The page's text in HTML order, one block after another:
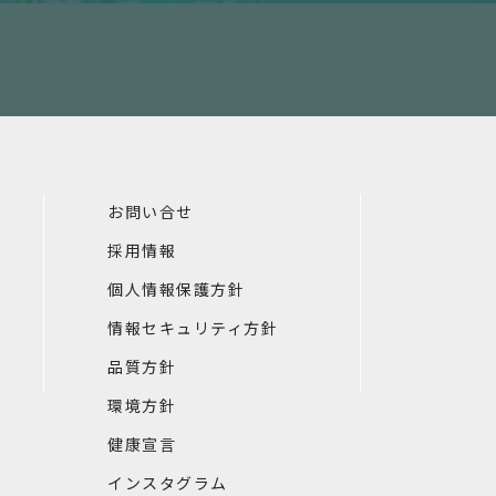
お問い合せ
採用情報
個人情報保護方針
情報セキュリティ方針
品質方針
環境方針
健康宣言
インスタグラム